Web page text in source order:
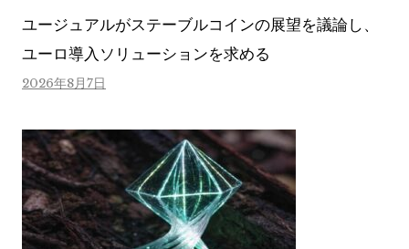
ユージュアルがステーブルコインの展望を議論し、
ユーロ導入ソリューションを求める
2026年8月7日